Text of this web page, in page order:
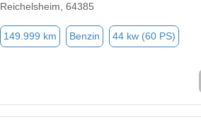
Reichelsheim, 64385
149.999 km Benzin 44 kw (60 PS)